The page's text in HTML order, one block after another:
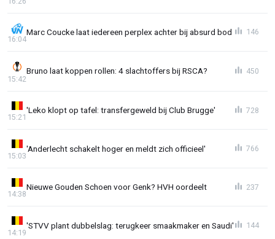
Marc Coucke laat iedereen perplex achter bij absurd bod
16:04
146
Bruno laat koppen rollen: 4 slachtoffers bij RSCA?
15:42
450
'Leko klopt op tafel: transfergeweld bij Club Brugge'
15:21
728
'Anderlecht schakelt hoger en meldt zich officieel'
15:03
766
Nieuwe Gouden Schoen voor Genk? HVH oordeelt
14:38
237
'STVV plant dubbelslag: terugkeer smaakmaker en Saudi'
14:19
144